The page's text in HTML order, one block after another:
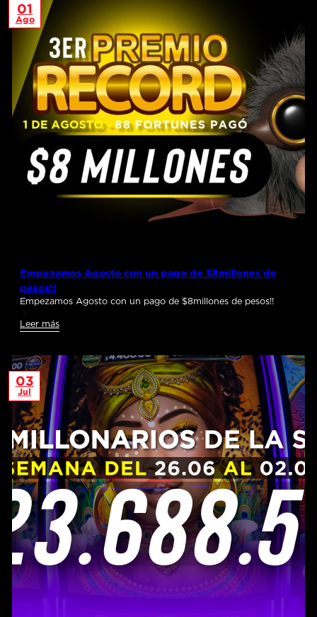
01
Ago
Empezamos Agosto con un pago de $8millones de
pesos!!
Empezamos Agosto con un pago de $8millones de pesos!!
Leer más
03
Jul